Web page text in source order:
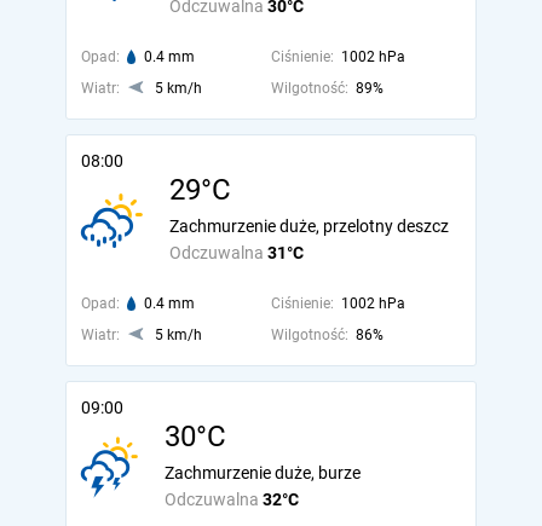
Odczuwalna 30°C
Opad: 0.4 mm Ciśnienie: 1002 hPa
Wiatr:
5 km/h Wilgotność: 89%
08:00
29°C
Odczuwalna 31°C
Zachmurzenie duże, przelotny deszcz
Opad: 0.4 mm Ciśnienie: 1002 hPa
Wiatr:
5 km/h Wilgotność: 86%
09:00
30°C
Odczuwalna 32°C
Zachmurzenie duże, burze